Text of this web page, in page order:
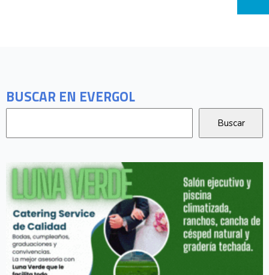
BUSCAR EN EVERGOL